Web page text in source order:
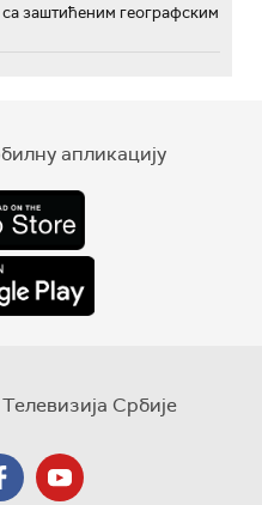
заштићеним географским
апликацију
Србије